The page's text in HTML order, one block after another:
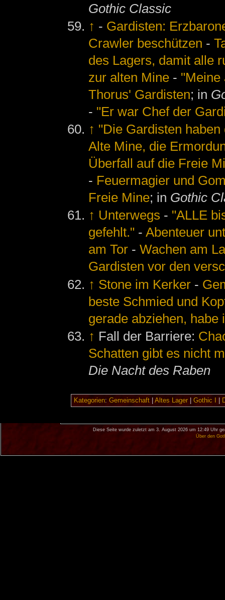
Gothic Classic
↑ - Gardisten:
Crawler beschützen -
des Lagers, damit alle
zur alten Mine - "Meine
Thorus' Gardisten; in
- "Er war Chef der
↑ "Die Gardisten
Alte Mine, die
Überfall auf die Freie
- Feuermagier und
Freie Mine; in Gothic
↑ Unterwegs - "ALLE
gefehlt." -Abenteuer
am Tor -Wachen am
Gardisten vor den
↑ Stone im Kerker -
beste Schmied und
gerade abziehen, habe
↑ Fall der Barriere:
Schatten gibt es nicht
Die Nacht des Raben
Kategorien: Gemeinschaft| Altes Lager| Gothic I
Diese Seite wurde zuletzt am 3. August 2026 um 12:49 Uhr
Über den